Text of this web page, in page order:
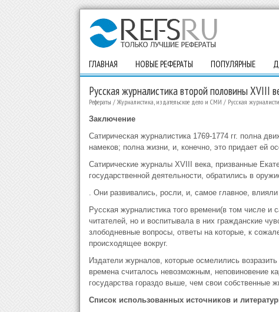
ГЛАВНАЯ НОВЫЕ РЕФЕРАТЫ ПОПУЛЯРНЫЕ
Русская журналистика второй половины XVIII
Рефераты / Журналистика, издательское дело и СМИ / Русская
Заключение
Сатирическая журналистика 1769-1774 гг. полна
намеков; полна жизни, и, конечно, это придает ей
Сатирические журналы XVIII века, призванные
государственной деятельности, обратились в
. Они развивались, росли, и, самое главное,
Русская журналистика того времени(в том числе и
читателей, но и воспитывала в них гражданские
злободневные вопросы, ответы на которые, к
происходящее вокруг.
Издатели журналов, которые осмелились
времена считалось невозможным, неповиновение
государства гораздо выше, чем свои собственные
Список использованных источников и